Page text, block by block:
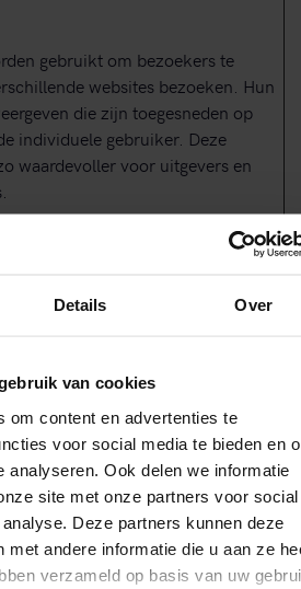
Details Over
van cookies
om content en advertenties te
voor social media te bieden en
analyseren. Ook delen we informatie
site met onze partners voor social
Deze partners kunnen deze
met andere informatie die u aan ze
verzameld op basis van uw
gebruikt om bezoekers te
websites bezoeken. Hun
die zijn toegesneden op
individuele gebruiker. Deze
waardevoller voor uitgevers en
Maximale
Wordt gebruikt om
embedded inhoud bij
180
Bewaart de
voorkeuren van de
videospeler van de
gebruiker met
ingesloten YouTube-
video
Sessie